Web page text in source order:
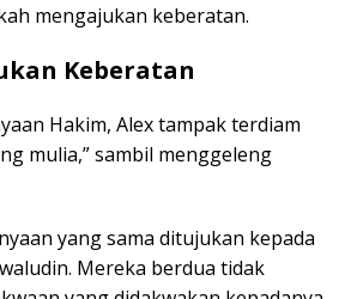
mengajukan keberatan.
Keberatan
Hakim, Alex tampak terdiam
mulia,” sambil menggeleng
yang sama ditujukan kepada
Mereka berdua tidak